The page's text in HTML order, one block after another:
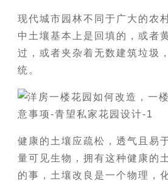
现代城市园林不同于广大的农
中土壤基本上是回填的，或者
过，或者夹杂着无数建筑垃圾
统。
健康的土壤应疏松，透气且易
量可见生物，拥有这种健康的
的事，土壤改良是一个物理，